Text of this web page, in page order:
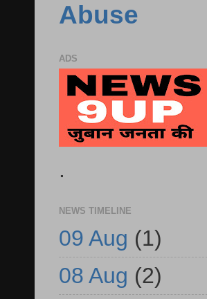
Abuse
ADS
.
NEWS TIMELINE
09 Aug (1)
08 Aug (2)